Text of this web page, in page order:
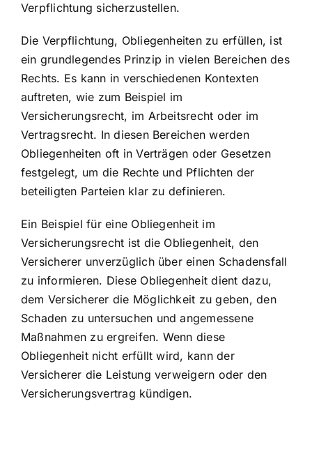
Verpflichtung sicherzustellen.
Die Verpflichtung, Obliegenheiten zu erfüllen, ist
ein grundlegendes Prinzip in vielen Bereichen des
Rechts. Es kann in verschiedenen Kontexten
auftreten, wie zum Beispiel im
Versicherungsrecht, im Arbeitsrecht oder im
Vertragsrecht. In diesen Bereichen werden
Obliegenheiten oft in Verträgen oder Gesetzen
festgelegt, um die Rechte und Pflichten der
beteiligten Parteien klar zu definieren.
Ein Beispiel für eine Obliegenheit im
Versicherungsrecht ist die Obliegenheit, den
Versicherer unverzüglich über einen Schadensfall
zu informieren. Diese Obliegenheit dient dazu,
dem Versicherer die Möglichkeit zu geben, den
Schaden zu untersuchen und angemessene
Maßnahmen zu ergreifen. Wenn diese
Obliegenheit nicht erfüllt wird, kann der
Versicherer die Leistung verweigern oder den
Versicherungsvertrag kündigen.